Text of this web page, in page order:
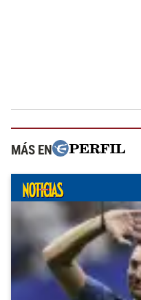
MÁS EN